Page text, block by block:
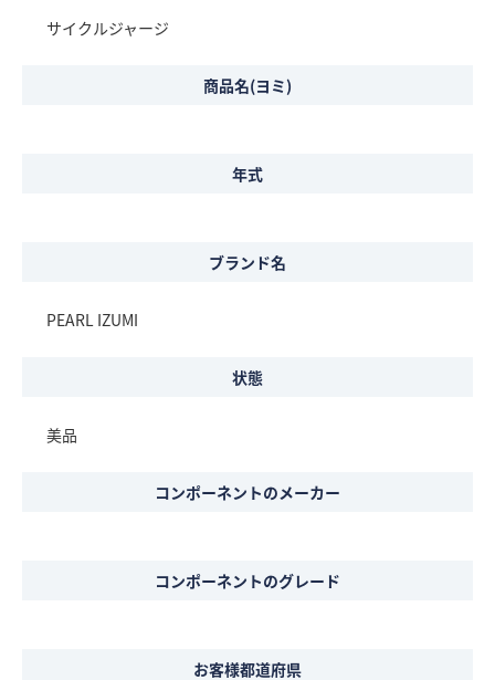
サイクルジャージ
商品名(ヨミ)
年式
ブランド名
PEARL IZUMI
状態
美品
コンポーネントのメーカー
コンポーネントのグレード
お客様都道府県